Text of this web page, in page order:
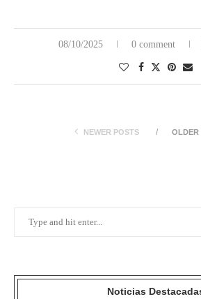
08/10/2025 0 comment
NEWER POSTS OLDER
Noticias